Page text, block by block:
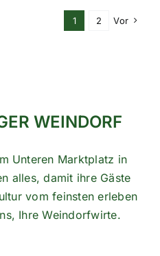
1 2 Vor
WEINDORF
Unteren Marktplatz in
alles, damit ihre Gäste
vom feinsten erleben
Ihre Weindorfwirte.